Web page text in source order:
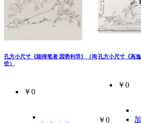
孔方小尺寸《能得笔者 因势利导》（询
价）
￥0
孔方小尺寸《高逸
￥0
￥0